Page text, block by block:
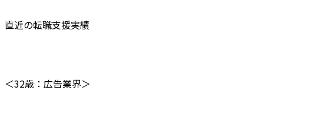
直近の転職支援実績
＜32歳：広告業界＞